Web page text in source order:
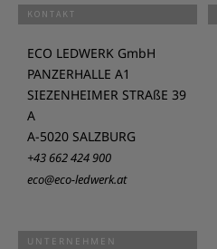
KONTAKT
ECO LEDWERK GmbH
PANZERHALLE A1
SIEZENHEIMER STRAßE 39
A
A-5020 SALZBURG
+43 662 424 900
eco@eco-ledwerk.at
UNTERNEHMEN